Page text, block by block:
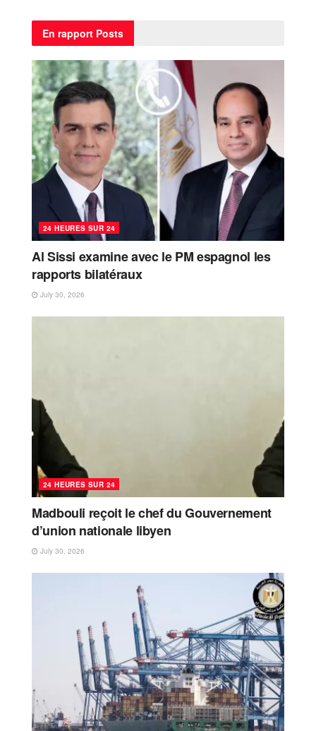
En rapport Posts
24 HEURES SUR 24
Al Sissi examine avec le PM espagnol les
rapports bilatéraux
July 30, 2026
24 HEURES SUR 24
Madbouli reçoit le chef du Gouvernement
d’union nationale libyen
July 30, 2026